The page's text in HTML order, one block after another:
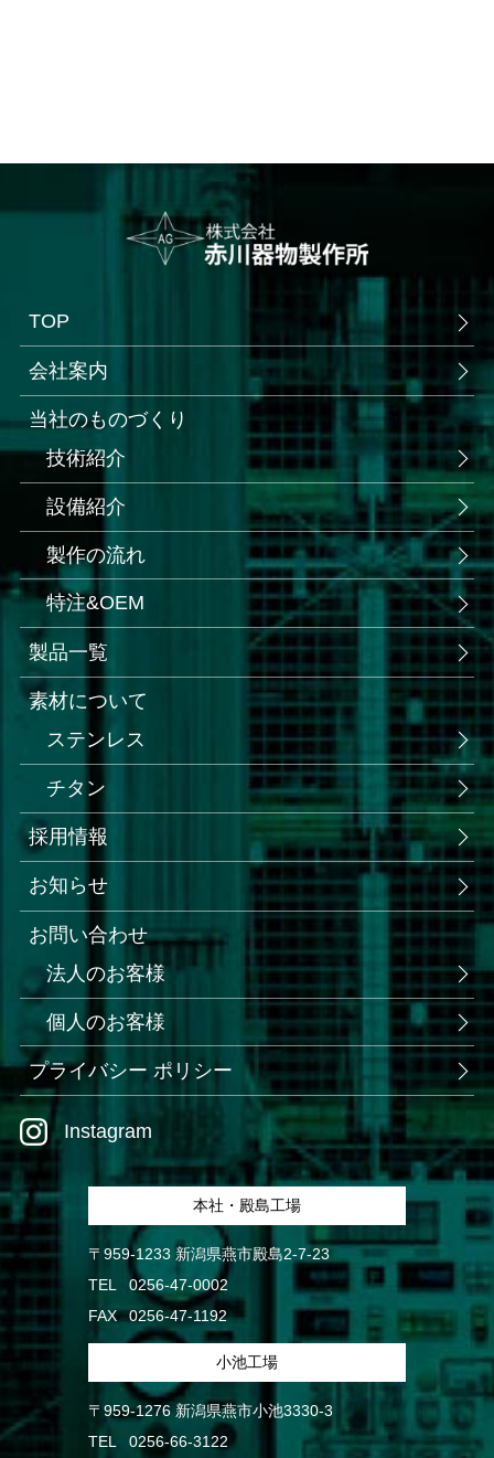
TOP
会社案内
当社のものづくり
技術紹介
設備紹介
製作の流れ
特注&OEM
Instagram
製品一覧
素材について
ステンレス
チタン
採用情報
お知らせ
お問い合わせ
法人のお客様
個人のお客様
プライバシー ポリシー
本社・殿島工場
〒959-1233 新潟県燕市殿島2-7-23
TEL
0256-47-0002
FAX
0256-47-1192
小池工場
〒959-1276 新潟県燕市小池3330-3
TEL
0256-66-3122